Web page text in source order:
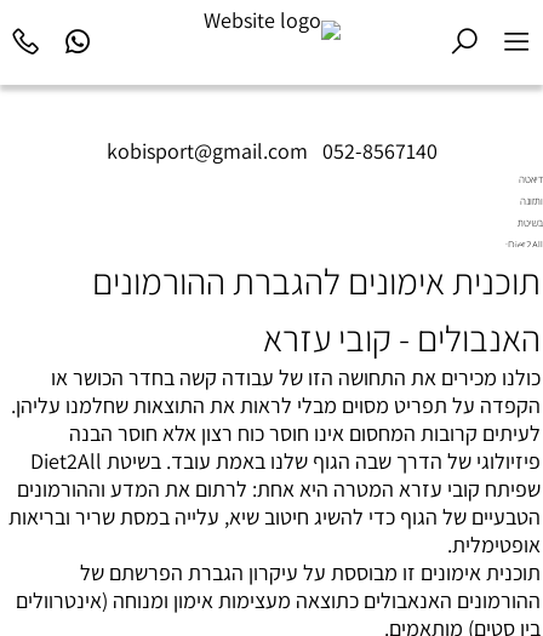
kobisport@gmail.com 052-8567140
דיאטה
ותזונה
בשיטת
Diet2All:
שמאחורי
המושלם.
תוכנית אימונים להגברת ההורמונים
האנבולים - קובי עזרא
כולנו מכירים את התחושה הזו של עבודה קשה בחדר הכושר או
הקפדה על תפריט מסוים מבלי לראות את התוצאות שחלמנו עליהן.
לעיתים קרובות המחסום אינו חוסר כוח רצון אלא חוסר הבנה
פיזיולוגי של הדרך שבה הגוף שלנו באמת עובד. בשיטת Diet2All
שפיתח קובי עזרא המטרה היא אחת: לרתום את המדע וההורמונים
הטבעיים של הגוף כדי להשיג חיטוב שיא, עלייה במסת שריר ובריאות
אופטימלית.
תוכנית אימונים זו מבוססת על עיקרון הגברת הפרשתם של
ההורמונים האנאבולים כתוצאה מעצימות אימון ומנוחה (אינטרוולים
בין סטים) מותאמים.